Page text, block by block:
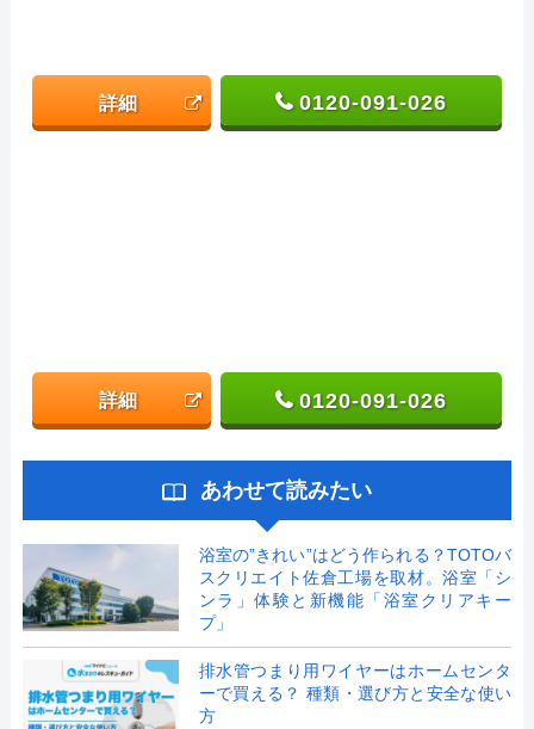
詳細 0120-091-026
詳細 0120-091-026
あわせて読みたい
浴室の”きれい”はどう作られる？TOTOバ
スクリエイト佐倉工場を取材。浴室「シ
ンラ」体験と新機能「浴室クリアキー
プ」
排水管つまり用ワイヤーはホームセンタ
ーで買える？ 種類・選び方と安全な使い
方